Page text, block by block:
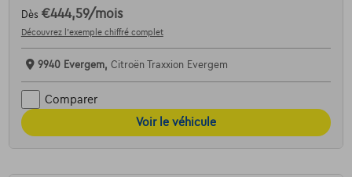
Dès €444,59/mois
Découvrez l’exemple chiffré complet
9940 Evergem, Citroën Traxxion Evergem
Comparer
Voir le véhicule